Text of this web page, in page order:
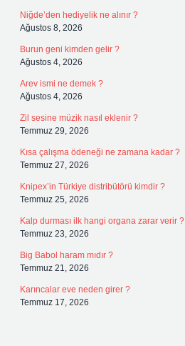
Niğde’den hediyelik ne alınır ?
Ağustos 8, 2026
Burun geni kimden gelir ?
Ağustos 4, 2026
Arev ismi ne demek ?
Ağustos 4, 2026
Zil sesine müzik nasıl eklenir ?
Temmuz 29, 2026
Kısa çalışma ödeneği ne zamana kadar ?
Temmuz 27, 2026
Knipex’in Türkiye distribütörü kimdir ?
Temmuz 25, 2026
Kalp durması ilk hangi organa zarar verir ?
Temmuz 23, 2026
Big Babol haram mıdır ?
Temmuz 21, 2026
Karıncalar eve neden girer ?
Temmuz 17, 2026